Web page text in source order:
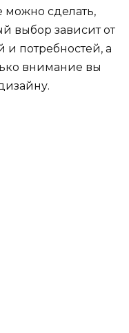
можно сделать,
выбор зависит от
потребностей, а
внимание вы